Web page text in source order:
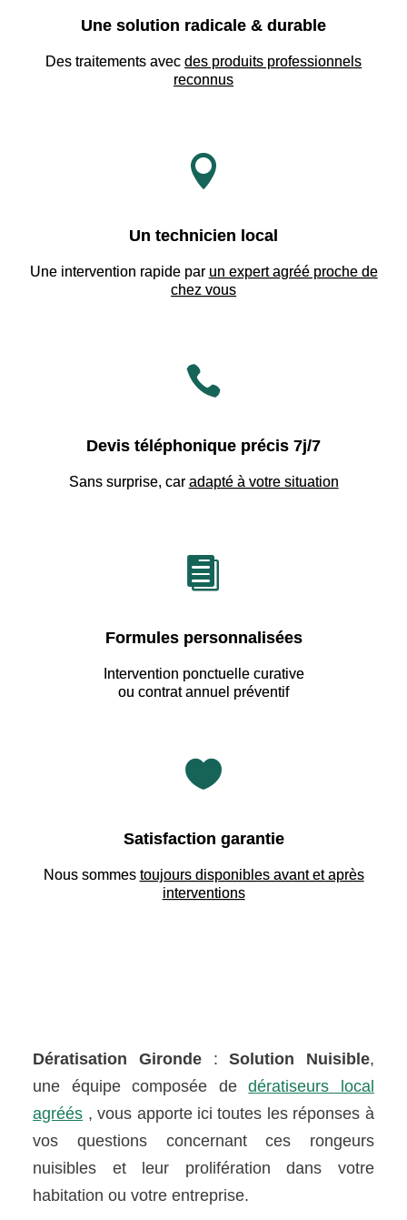
Une solution radicale & durable
Des traitements avec des produits professionnels
reconnus

Un technicien local
Une intervention rapide par un expert agréé proche de
chez vous

Devis téléphonique précis 7j/7
Sans surprise, car adapté à votre situation

Formules personnalisées
Intervention ponctuelle curative
ou contrat annuel préventif

Satisfaction garantie
Nous sommes toujours disponibles avant et après
interventions
Dératisation Gironde:Solution Nuisible,
une équipe composée dedératiseurs local
agréés , vous apporte ici toutes les réponses à
vos questions concernant ces rongeurs
nuisibles et leur prolifération dans votre
habitation ou votre entreprise.